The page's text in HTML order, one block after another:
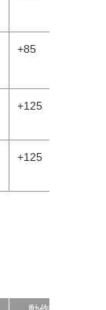
+85
+125
+125